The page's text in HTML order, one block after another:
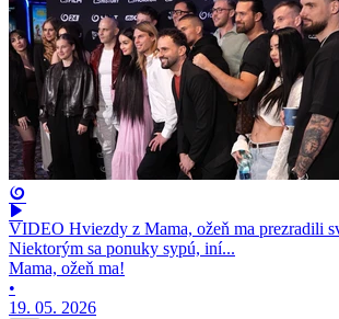
VIDEO Hviezdy z Mama, ožeň ma prezradili
Niektorým sa ponuky sypú, iní...
Mama, ožeň ma!
•
19. 05. 2026